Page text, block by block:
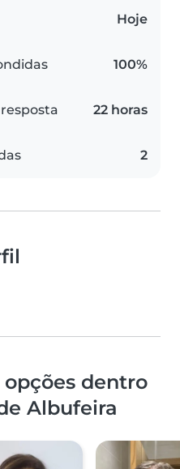
Hoje
100%
22 horas
2
dentro
Albufeira